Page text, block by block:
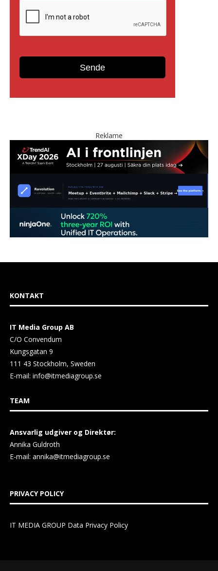
Reklame
KONTAKT
IT Media Group AB
C/O Convendum
Kungsgatan 9
111 43 Stockholm, Sweden
E-mail: info@itmediagroup.se
TEAM
Ansvarlig udgiver og Direktør:
Annika Guldroth
E-mail: annika@itmediagroup.se
PRIVACY POLICY
IT MEDIA GROUP Data Privacy Policy